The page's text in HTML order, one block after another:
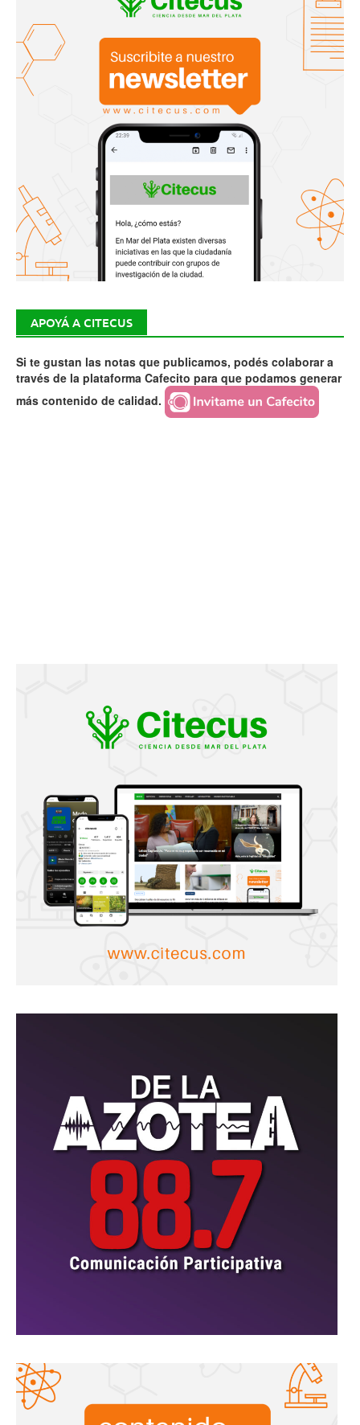
APOYÁ A CITECUS
Si te gustan las notas que publicamos, podés colaborar a
través de la plataforma Cafecito para que podamos generar
más contenido de calidad.